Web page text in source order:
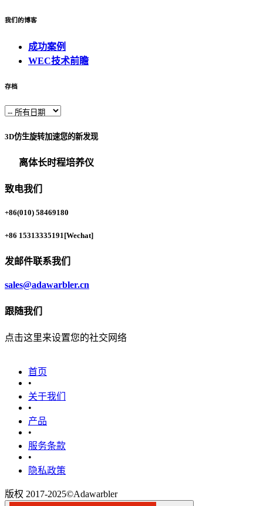
我们的博客
成功案例
WEC技术前瞻
存档
3D仿生旋转加速您的新发现
离体长时程培养仪
致电我们
+86(010) 58469180
+86 15313335191 [Wechat]
发邮件联系我们
sales@adawarbler.cn
跟随我们
点击这里来设置您的社交网络
首页
•
关于我们
•
产品
•
‎服务条款‎
•
隐私政策
版权 2017-2025©Adawarbler